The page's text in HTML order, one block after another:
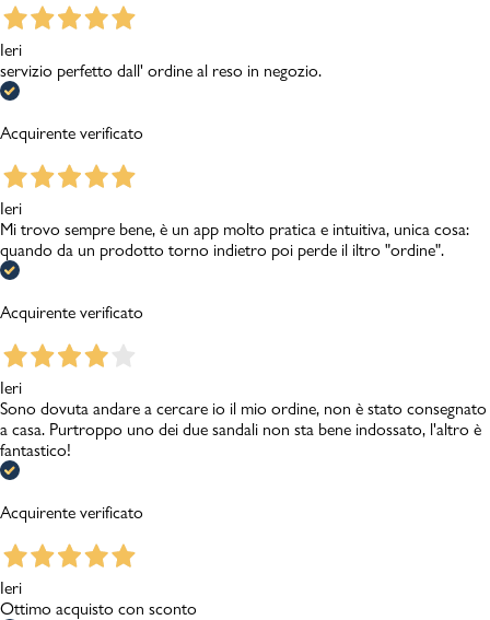
Ieri
servizio perfetto dall' ordine al reso in negozio.
Acquirente verificato
Ieri
Mi trovo sempre bene, è un app molto pratica e intuitiva, unica cosa:
quando da un prodotto torno indietro poi perde il iltro "ordine".
Acquirente verificato
Ieri
Sono dovuta andare a cercare io il mio ordine, non è stato consegnato
a casa. Purtroppo uno dei due sandali non sta bene indossato, l'altro è
fantastico!
Acquirente verificato
Ieri
Ottimo acquisto con sconto